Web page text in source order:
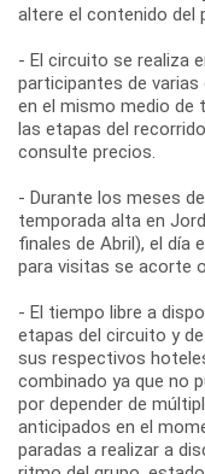
altere el contenido del
- El circuito se realiza
participantes de
en el mismo medio de
las etapas del
consulte precios.
- Durante los meses
temporada alta en
finales de Abril), el día
para visitas se acorte
- El tiempo libre a
etapas del circuito y
sus respectivos
combinado ya que no
por depender de
anticipados en el
paradas a realizar a